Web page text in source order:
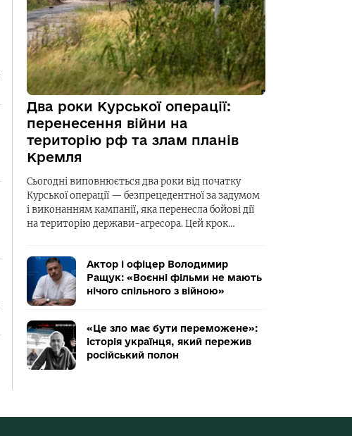
Два роки Курської операції:
перенесення війни на
територію рф та злам планів
Кремля
Сьогодні виповнюється два роки від початку
Курської операції — безпрецедентної за задумом
і виконанням кампанії, яка перенесла бойові дії
на територію держави-агресора. Цей крок…
Актор і офіцер Володимир
Ращук: «Воєнні фільми не мають
нічого спільного з війною»
«Це зло має бути переможене»:
історія українця, який пережив
російський полон